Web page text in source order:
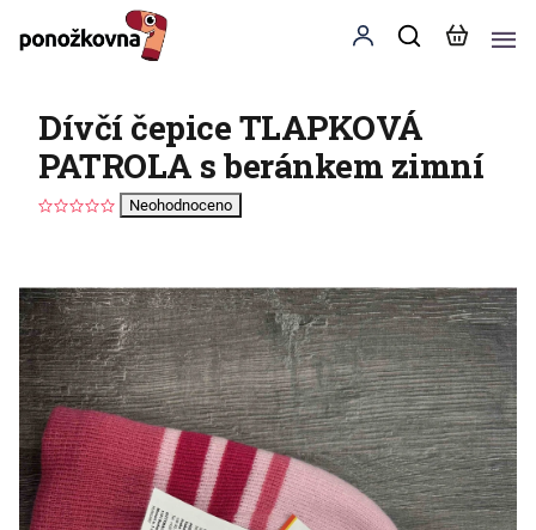
Dívčí čepice TLAPKOVÁ
PATROLA s beránkem zimní
Neohodnoceno